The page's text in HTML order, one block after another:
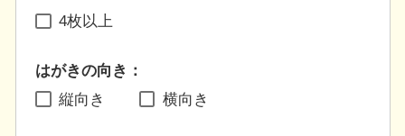
4枚以上
はがきの向き：
縦向き
横向き